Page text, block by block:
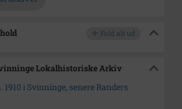
Fold alt ud
Lokalhistoriske Arkiv
1910 i Svinninge, senere Randers